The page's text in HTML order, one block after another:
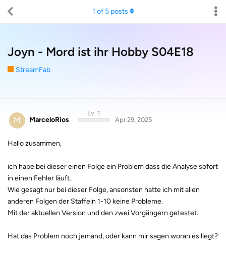
Joyn - Mord ist ihr Hobby S04E18
StreamFab
1 of 5posts
M MarceloRios
Lv. 1
Apr 29, 2025
Hallo zusammen,
ich habe bei dieser einen Folge ein Problem dass die Analyse sofort
in einen Fehler läuft.
Wie gesagt nur bei dieser Folge, ansonsten hatte ich mit allen
anderen Folgen der Staffeln 1-10 keine Probleme.
Mit der aktuellen Version und den zwei Vorgängern getestet.
Hat das Problem noch jemand, oder kann mir sagen woran es liegt?